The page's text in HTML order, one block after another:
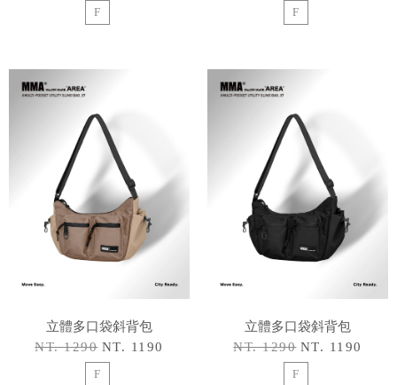
F F
立體多口袋斜背包
NT. 1290 NT. 1190
F
立體多口袋斜背包
NT. 1290 NT. 1190
F